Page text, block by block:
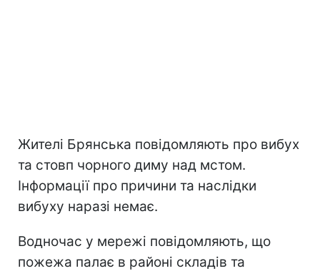
Жителі Брянська повідомляють про вибух
та стовп чорного диму над мстом.
Інформації про причини та наслідки
вибуху наразі немає.
Водночас у мережі повідомляють, що
пожежа палає в районі складів та